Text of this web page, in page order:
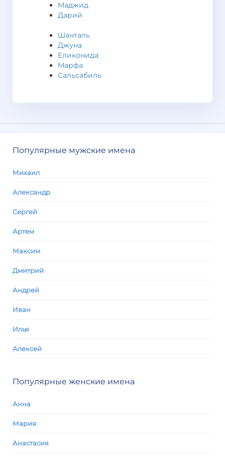
Маджид
Дарий
Шанталь
Джуна
Еликонида
Марфа
Сальсабиль
Популярные мужские имена
Михаил
Александр
Сергей
Артем
Максим
Дмитрий
Андрей
Иван
Илья
Алексей
Популярные женские имена
Анна
Мария
Анастасия